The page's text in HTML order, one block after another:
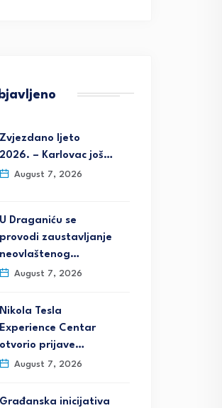
Zvjezdano ljeto
2026. – Karlovac još…
August 7, 2026
U Draganiću se
provodi zaustavljanje
neovlaštenog…
August 7, 2026
Nikola Tesla
Experience Centar
otvorio prijave…
August 7, 2026
Građanska inicijativa